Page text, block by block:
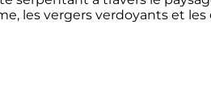
les vergers verdoyants et les